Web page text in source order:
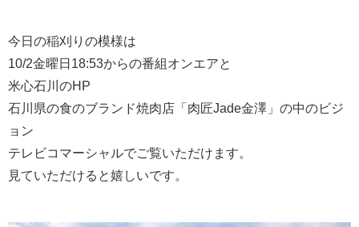
今日の稲刈りの模様は
10/2金曜日18:53からの番組オンエアと
米心石川のHP
石川県の食のブランド焼肉店「肉匠Jade金澤」の中のビジ
ョン
テレビコマーシャルでご覧いただけます。
見ていただけると嬉しいです。